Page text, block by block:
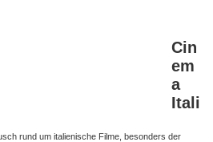
Cin
em
a
Itali
rund um italienische Filme, besonders der